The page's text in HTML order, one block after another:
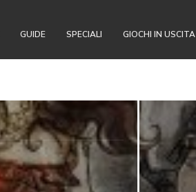
GUIDE SPECIALI GIOCHI IN USCITA